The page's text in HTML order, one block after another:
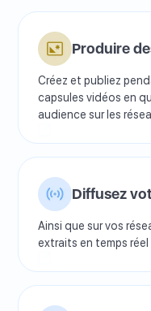
Produire
Créez et publiez
capsules vidéos en
audience sur les
Diffusez
Ainsi que sur vos
extraits en temps